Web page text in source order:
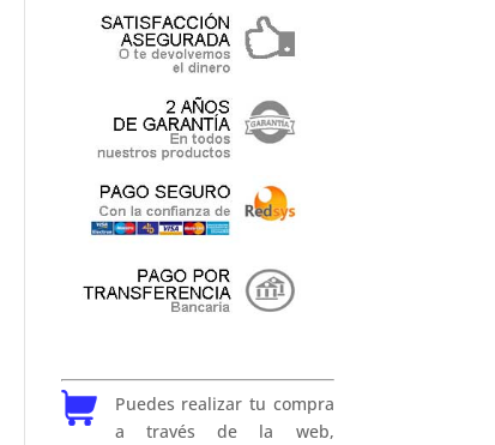
Puedes realizar tu compra
a través de la web,